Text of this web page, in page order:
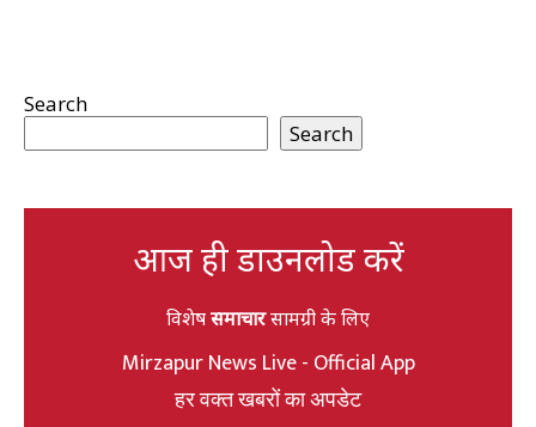
Search
Search
आज ही डाउनलोड करें
विशेषसमाचारसामग्री के लिए
Mirzapur News Live - Official App
हर वक्त खबरों का अपडेट